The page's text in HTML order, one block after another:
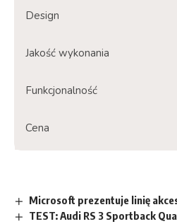
Design
Jakość wykonania
Funkcjonalność
Cena
Microsoft prezentuje linię
TEST: Audi RS 3 Sportback